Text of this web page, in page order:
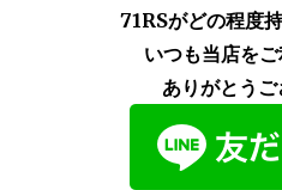
71RSがどの程度
いつも当店を
ありがとう